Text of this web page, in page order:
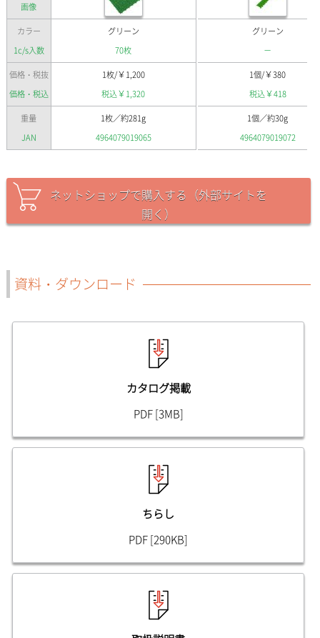
画像
カラー
1c/s入数
価格・税抜
価格・税込
重量
JAN
グリーン
70枚
1枚/￥1,200
税込￥1,320
1枚／約281g
4964079019065
グリーン
－
1個/￥380
税込￥418
1個／約30g
4964079019072
ネットショップで購入する（外部サイトを
開く）
資料・ダウンロード
カタログ掲載
PDF [3MB]
ちらし
PDF [290KB]